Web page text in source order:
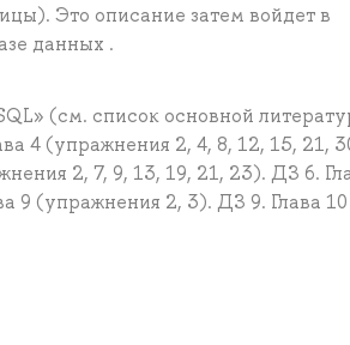
Это описание затем войдет в
данных .
(см. список основной
4 (упражнения 2, 4, 8, 12, 15, 21,
2, 7, 9, 13, 19, 21, 23). ДЗ 6.
9 (упражнения 2, 3). ДЗ 9. Глава 10